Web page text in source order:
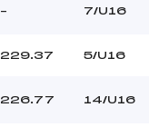
– 7/U16
229.37 5/U16
226.77 14/U16